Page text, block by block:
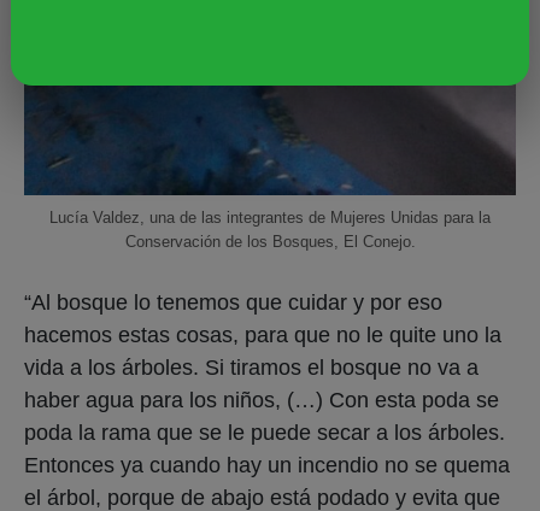
Lucía Valdez, una de las integrantes de Mujeres Unidas para la
Conservación de los Bosques, El Conejo.
“Al bosque lo tenemos que cuidar y por eso
hacemos estas cosas, para que no le quite uno la
vida a los árboles. Si tiramos el bosque no va a
haber agua para los niños, (…) Con esta poda se
poda la rama que se le puede secar a los árboles.
Entonces ya cuando hay un incendio no se quema
el árbol, porque de abajo está podado y evita que